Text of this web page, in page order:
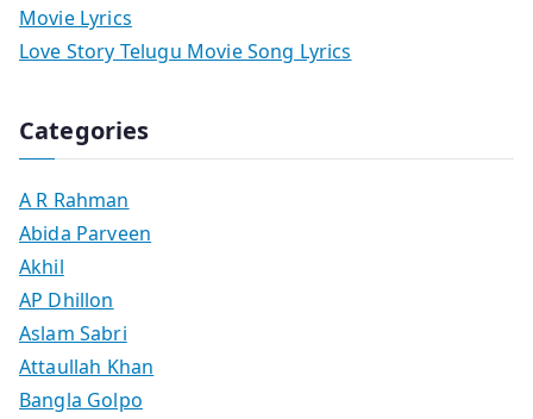
Movie Lyrics
Love Story Telugu Movie Song Lyrics
Categories
A R Rahman
Abida Parveen
Akhil
AP Dhillon
Aslam Sabri
Attaullah Khan
Bangla Golpo